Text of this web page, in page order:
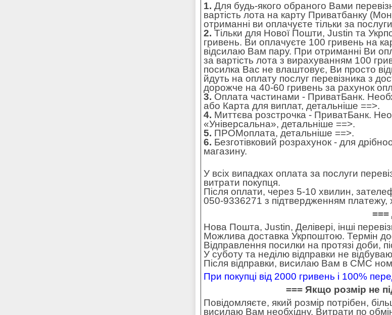
1. Для будь-якого обраного Вами
вартість лота на карту Приватбанку
отриманні ви оплачуєте тільки за
2. Тільки для Нової Пошти, Justin та
гривень. Ви оплачуєте 100 гривень на
відсилаю Вам пару. При отриманні Ви
за вартість лота з вирахуванням 100
посилка Вас не влаштовує, Ви просто
йдуть на оплату послуг перевізника з
дорожче на 40-60 гривень за рахунок
3. Оплата частинами - ПриватБанк.
або Карта для виплат, детальніше ==>.
4. Миттєва розстрочка - ПриватБанк.
«Універсальна», детальніше ==>.
5. ПРОМоплата, детальніше ==>.
6. Безготівковий розрахунок - для
магазину.
У всіх випадках оплата за послуги
витрати покупця.
Після оплати, через 5-10 хвилин,
050-9336271 з підтвердженням платежу,
===
Нова Пошта, Justin, Делівері, інші
Можлива доставка Укрпоштою. Термін
Відправлення посилки на протязі доби,
У суботу та неділю відправки не
Після відправки, висилаю Вам в СМС
При покупці від 2000 гривень і 100%
=== Якщо розмір не
Повідомляєте, який розмір потрібен,
висилаю Вам необхідну. Витрати по